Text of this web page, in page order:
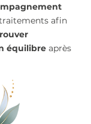
afin
équilibre après